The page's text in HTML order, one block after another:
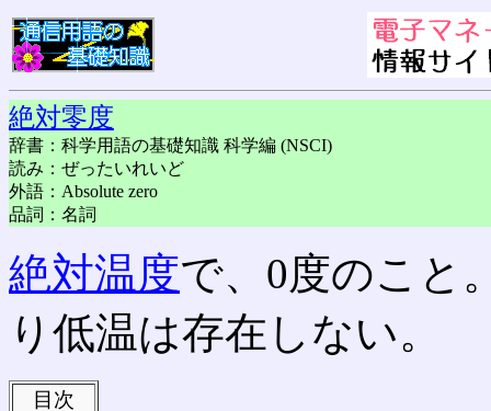
絶対零度
辞書：科学用語の基礎知識 科学編 (NSCI)
読み：ぜったいれいど
外語：Absolute zero
品詞：名詞
絶対温度で、0度のこと
り低温は存在しない。
目次